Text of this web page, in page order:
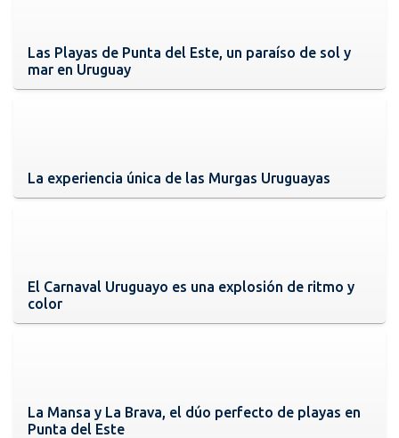
Las Playas de Punta del Este, un paraíso de sol y
mar en Uruguay
La experiencia única de las Murgas Uruguayas
El Carnaval Uruguayo es una explosión de ritmo y
color
La Mansa y La Brava, el dúo perfecto de playas en
Punta del Este